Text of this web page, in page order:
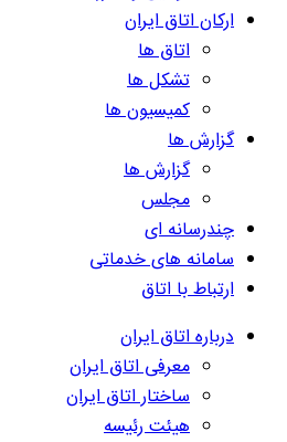
ارکان اتاق ایران
اتاق ها
تشکل ها
کمیسیون ها
گزارش ها
گزارش ها
مجلس
چندرسانه ای
سامانه های خدماتی
ارتباط با اتاق
درباره اتاق ایران
معرفی اتاق ایران
ساختار اتاق ایران
هیئت رئیسه